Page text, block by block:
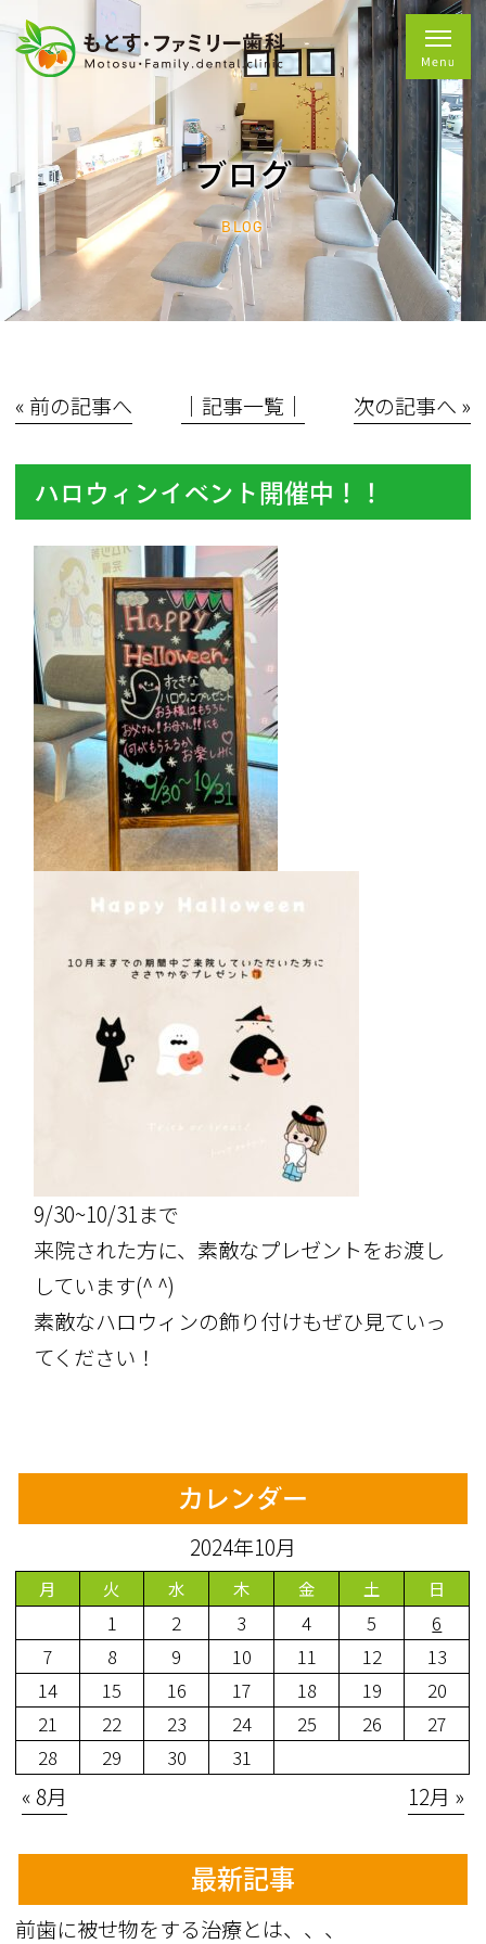
ブログ
BLOG
« 前の記事へ │記事一覧│ 次の記事へ »
ハロウィンイベント開催中！！
9/30~10/31まで
来院された方に、素敵なプレゼントをお渡し
しています(^ ^)
素敵なハロウィンの飾り付けもぜひ見ていっ
てください！
カレンダー
2024年10月
月 火 水 木 金 土 日
1 2 3 4 5
6
7
8 9 10 11 12
13
14
15 16 17 18 19
20
21
22 23 24 25 26
27
28
29 30 31
« 8月 12月 »
最新記事
前歯に被せ物をする治療とは、、、